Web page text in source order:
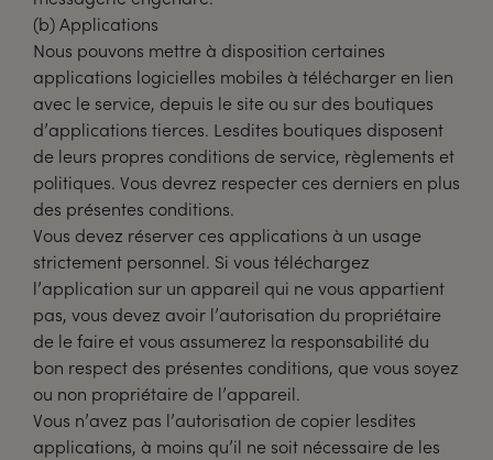
(b) Applications
Nous pouvons mettre à disposition certaines
applications logicielles mobiles à télécharger en lien
avec le service, depuis le site ou sur des boutiques
d’applications tierces. Lesdites boutiques disposent
de leurs propres conditions de service, règlements et
politiques. Vous devrez respecter ces derniers en plus
des présentes conditions.
Vous devez réserver ces applications à un usage
strictement personnel. Si vous téléchargez
l’application sur un appareil qui ne vous appartient
pas, vous devez avoir l’autorisation du propriétaire
de le faire et vous assumerez la responsabilité du
bon respect des présentes conditions, que vous soyez
ou non propriétaire de l’appareil.
Vous n’avez pas l’autorisation de copier lesdites
applications, à moins qu’il ne soit nécessaire de les